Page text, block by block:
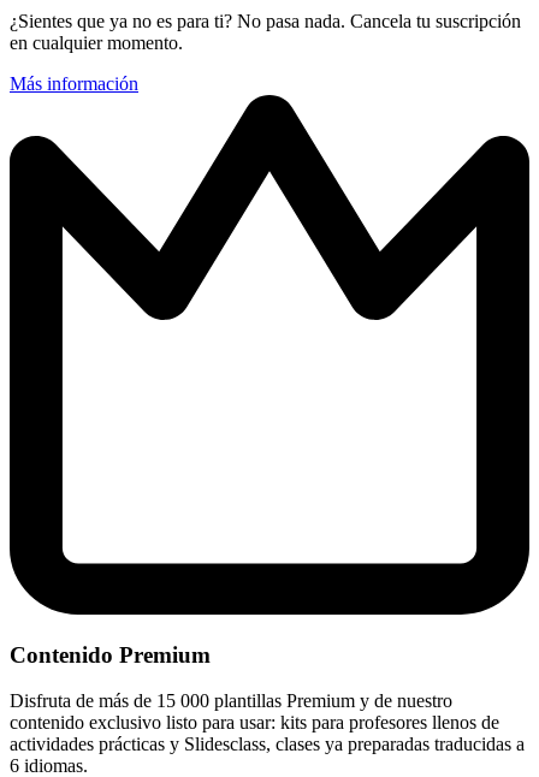
¿Sientes que ya no es para ti? No pasa nada. Cancela tu suscripción
en cualquier momento.
Más información
Contenido Premium
Disfruta de más de 15 000 plantillas Premium y de nuestro
contenido exclusivo listo para usar: kits para profesores llenos de
actividades prácticas y Slidesclass, clases ya preparadas traducidas a
6 idiomas.